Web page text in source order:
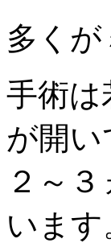
多く
手術は
が開
２～
います